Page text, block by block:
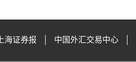
上海证券报 中国外汇交易中心